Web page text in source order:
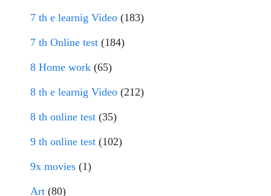
7 th e learnig Video (183)
7 th Online test (184)
8 Home work (65)
8 th e learnig Video (212)
8 th online test (35)
9 th online test (102)
9x movies (1)
Art (80)